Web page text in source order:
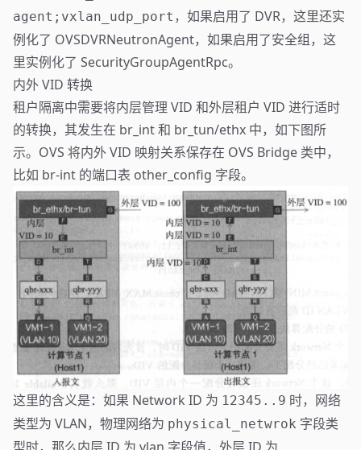
agent;vxlan_udp_port ，如果启用了 DVR，这里还实
例化了 OVSDVRNeutronAgent，如果启用了安全组，这
里实例化了 SecurityGroupAgentRpc。
内外 VID 转换
租户隔离中需要将内层管理 VID 和外层租户 VID 进行适时
的转换，其发生在 br_int 和 br_tun/ethx 中，如下图所
示。OVS 将内外 VID 映射关系保存在 OVS Bridge 类中，
比如 br-int 的端口表 other_config 字段。
这里的含义是：如果 Network ID 为 12345..9 时，网络
类型为 VLAN，物理网络为 physical_netwrok 字段类